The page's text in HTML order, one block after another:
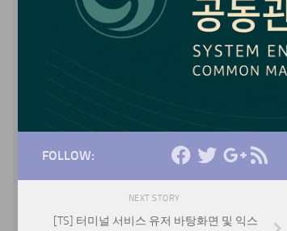
FOLLOW:
NEXT STORY
[TS] 터미널 서비스 유저 바탕화면 및 익스